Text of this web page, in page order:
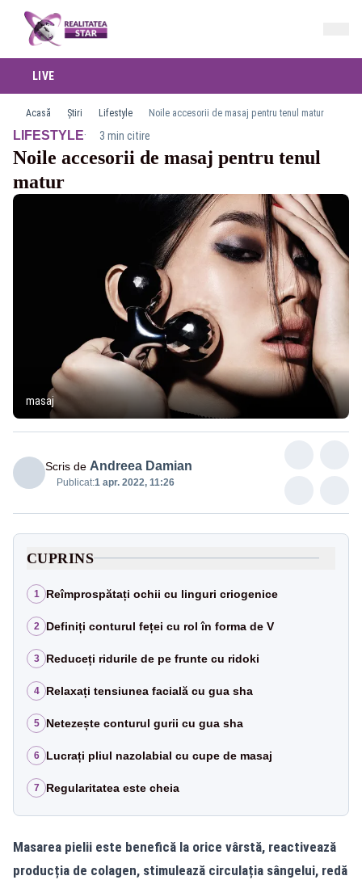
LIVE
Acasă Știri Lifestyle Noile accesorii de masaj pentru tenul matur
LIFESTYLE· 3 min citire
Noile accesorii de masaj pentru tenul
matur
masaj
Scris de Andreea Damian
Publicat:1 apr. 2022, 11:26
CUPRINS
1 Reîmprospătați ochii cu linguri criogenice
2 Definiți conturul feței cu rol în forma de V
3 Reduceți ridurile de pe frunte cu ridoki
4 Relaxați tensiunea facială cu gua sha
5 Netezește conturul gurii cu gua sha
6 Lucrați pliul nazolabial cu cupe de masaj
7 Regularitatea este cheia
Masarea pielii este benefică la orice vârstă, reactivează
producția de colagen, stimulează circulația sângelui, redă